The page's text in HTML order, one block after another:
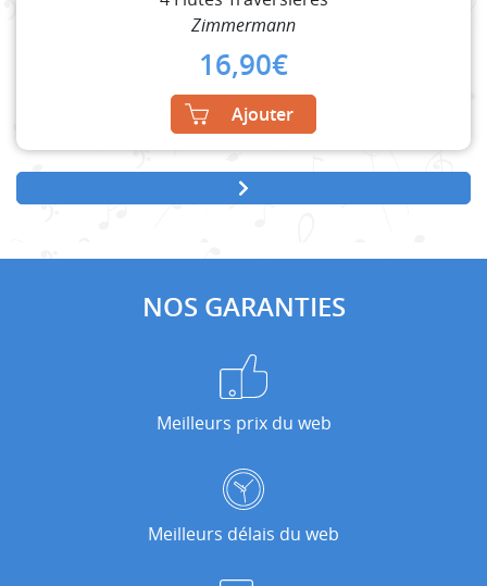
Zimmermann
16,90€
Ajouter
NOS GARANTIES
Meilleurs prix du web
Meilleurs délais du web